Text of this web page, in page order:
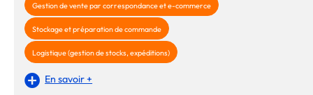
Gestion de vente par correspondance et e-commerce
Stockage et préparation de commande
Logistique (gestion de stocks, expéditions)
En savoir +